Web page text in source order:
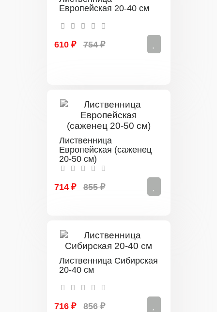
Европейская 20-40 см
610 ₽ 754 ₽
Лиственница
Европейская (саженец
20-50 см)
714 ₽ 855 ₽
Лиственница Сибирская
20-40 см
716 ₽ 856 ₽